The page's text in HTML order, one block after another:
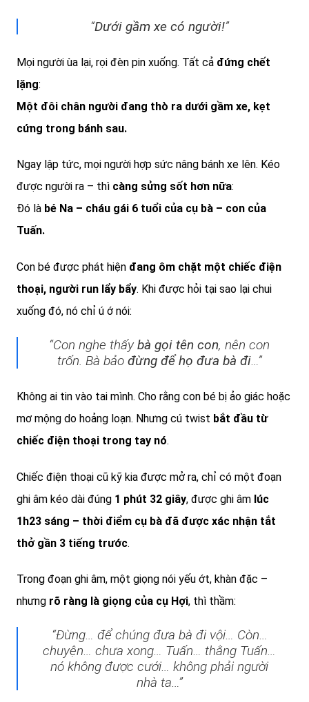
“Dưới gầm xe có người!”
Mọi người ùa lại, rọi đèn pin xuống. Tất cả đứng chết
lặng:
Một đôi chân người đang thò ra dưới gầm xe, kẹt
cứng trong bánh sau.
Ngay lập tức, mọi người hợp sức nâng bánh xe lên. Kéo
được người ra – thì càng sửng sốt hơn nữa:
Đó là bé Na – cháu gái 6 tuổi của cụ bà – con của
Tuấn.
Con bé được phát hiện đang ôm chặt một chiếc điện
thoại, người run lẩy bẩy. Khi được hỏi tại sao lại chui
xuống đó, nó chỉ ú ớ nói:
“Con nghe thấybà gọi tên con, nên con
trốn. Bà bảo đừng để họ đưa bà đi…”
Không ai tin vào tai mình. Cho rằng con bé bị ảo giác hoặc
mơ mộng do hoảng loạn. Nhưng cú twist bắt đầu từ
chiếc điện thoại trong tay nó.
Chiếc điện thoại cũ kỹ kia được mở ra, chỉ có một đoạn
ghi âm kéo dài đúng 1 phút 32 giây, được ghi âm lúc
1h23 sáng – thời điểm cụ bà đã được xác nhận tắt
thở gần 3 tiếng trước.
Trong đoạn ghi âm, một giọng nói yếu ớt, khàn đặc –
nhưng rõ ràng là giọng của cụ Hợi, thì thầm:
“Đừng… để chúng đưa bà đi vội… Còn…
chuyện… chưa xong… Tuấn… thằng Tuấn…
nó không được cưới… không phải người
nhà ta…”